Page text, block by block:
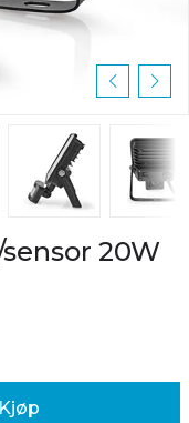
20W
Kjøp